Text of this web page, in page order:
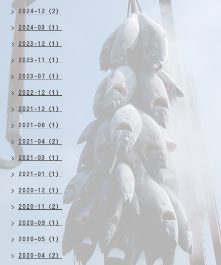
2024-12（2）
2024-03（1）
2023-12（1）
2023-11（1）
2023-07（1）
2022-12（1）
2021-12（1）
2021-06（1）
2021-04（2）
2021-03（1）
2021-01（1）
2020-12（1）
2020-11（2）
2020-09（1）
2020-05（1）
2020-04（2）